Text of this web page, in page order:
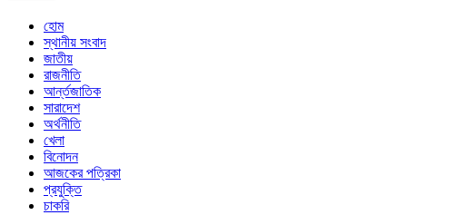
হোম
স্থানীয় সংবাদ
জাতীয়
রাজনীতি
আর্ন্তজাতিক
সারাদেশ
অর্থনীতি
খেলা
বিনোদন
আজকের পত্রিকা
প্রযুক্তি
চাকরি